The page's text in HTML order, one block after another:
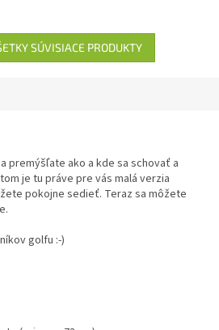
SÚVISIACE PRODUKTY
premýšľate ako a kde sa schovať a
je tu práve pre vás malá verzia
pokojne sedieť. Teraz sa môžete
golfu :-)